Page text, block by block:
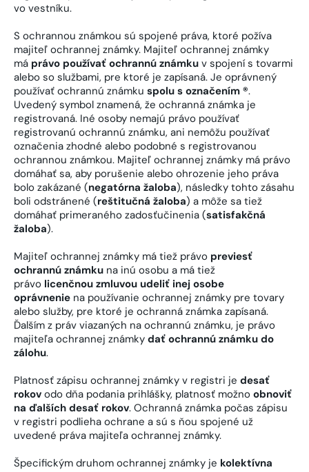
vo vestníku.
S ochrannou známkou sú spojené práva, ktoré požíva
majiteľ ochrannej známky. Majiteľ ochrannej známky
má právo používať ochrannú známku v spojení s tovarmi
alebo so službami, pre ktoré je zapísaná. Je oprávnený
používať ochrannú známku spolu s označením ®.
Uvedený symbol znamená, že ochranná známka je
registrovaná. Iné osoby nemajú právo používať
registrovanú ochrannú známku, ani nemôžu používať
označenia zhodné alebo podobné s registrovanou
ochrannou známkou. Majiteľ ochrannej známky má právo
domáhať sa, aby porušenie alebo ohrozenie jeho práva
bolo zakázané (negatórna žaloba), následky tohto zásahu
boli odstránené (reštitučná žaloba) a môže sa tiež
domáhať primeraného zadosťučinenia (satisfakčná
žaloba).
Majiteľ ochrannej známky má tiež právo previesť
ochrannú známku na inú osobu a má tiež
právo licenčnou zmluvou udeliť inej osobe
oprávnenie na používanie ochrannej známky pre tovary
alebo služby, pre ktoré je ochranná známka zapísaná.
Ďalším z práv viazaných na ochrannú známku, je právo
majiteľa ochrannej známky dať ochrannú známku do
zálohu.
Platnosť zápisu ochrannej známky v registri je desať
rokov odo dňa podania prihlášky, platnosť možno obnoviť
na ďalších desať rokov. Ochranná známka počas zápisu
v registri podlieha ochrane a sú s ňou spojené už
uvedené práva majiteľa ochrannej známky.
Špecifickým druhom ochrannej známky je kolektívna